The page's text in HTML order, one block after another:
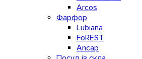
Arcos
Фарфор
Lubiana
FoREST
Ancap